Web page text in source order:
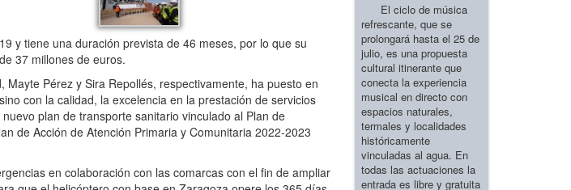
y tiene una duración prevista de 46 meses, por lo que su
37 millones de euros.
Pérez y Sira Repollés, respectivamente, ha puesto en
con la calidad, la excelencia en la prestación de servicios
plan de transporte sanitario vinculado al Plan de
de Acción de Atención Primaria y Comunitaria 2022-2023
en colaboración con las comarcas con el fin de ampliar
El ciclo de música
refrescante, que se
prolongará hasta el 25 de
julio, es una propuesta
cultural itinerante que
conecta la experiencia
musical en directo con
espacios naturales,
termales y localidades
históricamente
vinculadas al agua. En
todas las actuaciones la
entrada es libre y gratuita